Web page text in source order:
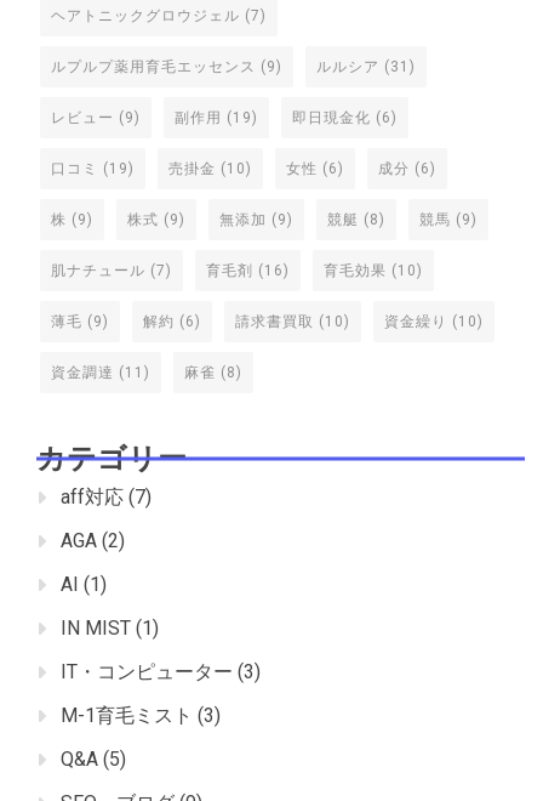
ヘアトニックグロウジェル (7)
ルプルプ薬用育毛エッセンス (9) ルルシア (31)
レビュー (9) 副作用 (19) 即日現金化 (6)
口コミ (19) 売掛金 (10) 女性 (6) 成分 (6)
株 (9) 株式 (9) 無添加 (9) 競艇 (8) 競馬 (9)
肌ナチュール (7) 育毛剤 (16) 育毛効果 (10)
薄毛 (9) 解約 (6) 請求書買取 (10) 資金繰り (10)
資金調達 (11) 麻雀 (8)
カテゴリー
aff対応 (7)
AGA (2)
AI (1)
IN MIST (1)
IT・コンピューター (3)
M-1育毛ミスト (3)
Q&A (5)